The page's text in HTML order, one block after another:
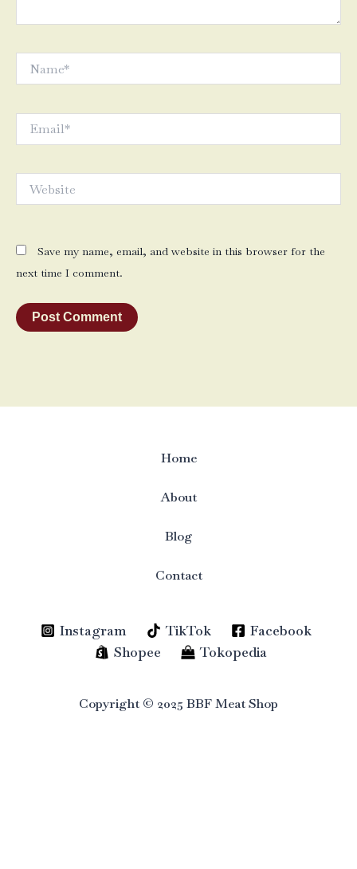
Save my name, email, and website in this browser for the
next time I comment.
Home
About
Blog
Contact
Instagram TikTok
Facebook
Shopee
Tokopedia
Copyright © 2025 BBF Meat Shop